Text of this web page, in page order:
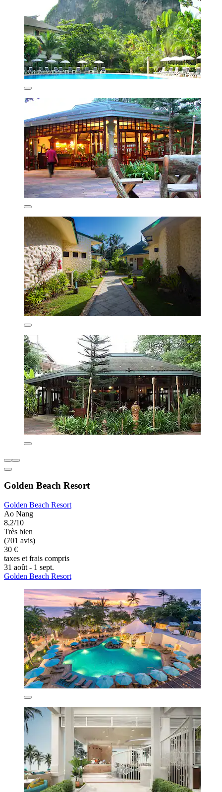
Golden Beach Resort
Golden Beach Resort
Ao Nang
8,2/10
Très bien
(701 avis)
30 €
taxes et frais compris
31 août - 1 sept.
Golden Beach Resort